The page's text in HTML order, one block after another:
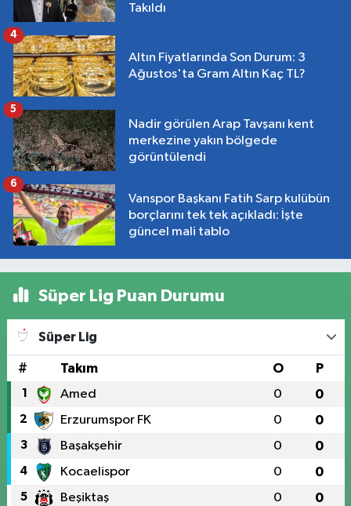
Takıldı
Altın Fiyatlarında Son Durum: 3
Ağustos'ta Gram Altın Kaç TL?
4
Nadir görülen Arap Tavşanı kent
merkezine yakın bölgede
görüntülendi
5
Vanspor Başkanı Fatih Sarp kulübün
borçlarını tek tek açıkladı: İşte
güncel mali tablo
6
Süper Lig Puan Durumu
Süper Lig
# Takım O P
1 Amed 0 0
2 Erzurumspor FK 0 0
3 Başakşehir 0 0
4 Kocaelispor 0 0
5 Beşiktaş 0 0